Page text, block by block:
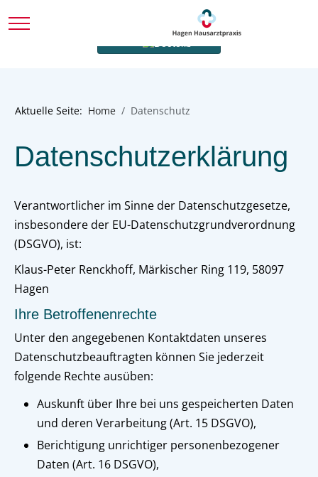
Mobile Menu ToggleTermin online buchen
Aktuelle Seite: Home Datenschutz
Datenschutzerklärung
Verantwortlicher im Sinne der Datenschutzgesetze,
insbesondere der EU-Datenschutzgrundverordnung
(DSGVO), ist:
Klaus-Peter Renckhoff, Märkischer Ring 119, 58097
Hagen
Ihre Betroffenenrechte
Unter den angegebenen Kontaktdaten unseres
Datenschutzbeauftragten können Sie jederzeit
folgende Rechte ausüben:
Auskunft über Ihre bei uns gespeicherten Daten
und deren Verarbeitung (Art. 15 DSGVO),
Berichtigung unrichtiger personenbezogener
Daten (Art. 16 DSGVO),